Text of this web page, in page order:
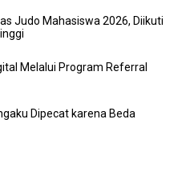
Judo Mahasiswa 2026, Diikuti
Melalui Program Referral
Dipecat karena Beda